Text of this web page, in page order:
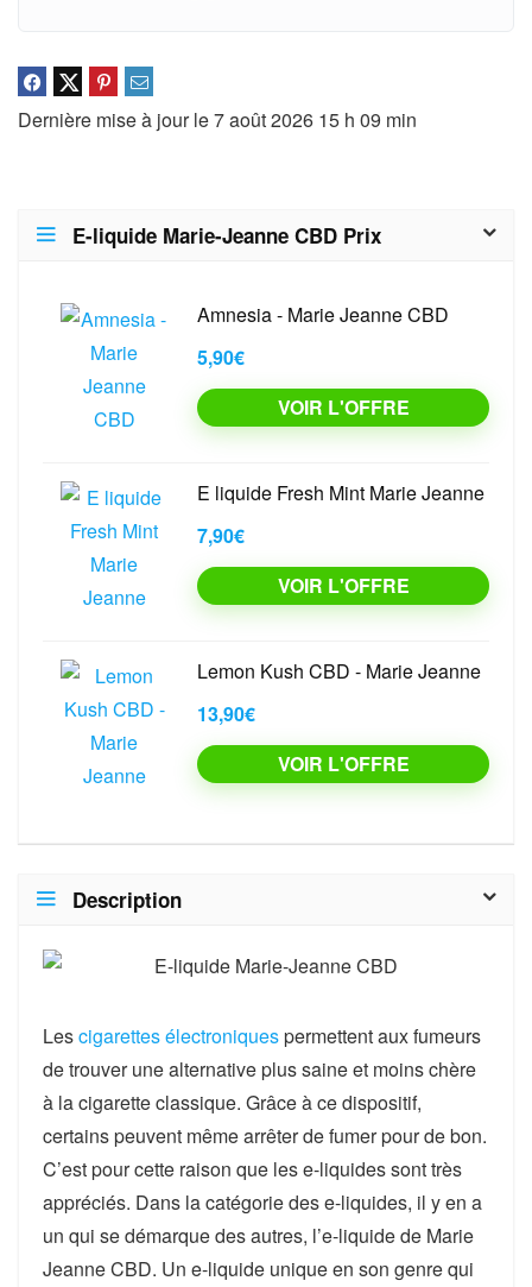
Dernière mise à jour le 7 août 2026 15 h 09 min
E-liquide Marie-Jeanne CBD Prix
Amnesia - Marie Jeanne CBD
5,90€
VOIR L'OFFRE
E liquide Fresh Mint Marie Jeanne
7,90€
VOIR L'OFFRE
Lemon Kush CBD - Marie Jeanne
13,90€
VOIR L'OFFRE
Description
Lescigarettes électroniquespermettent aux fumeurs
de trouver une alternative plus saine et moins chère
à la cigarette classique. Grâce à ce dispositif,
certains peuvent même arrêter de fumer pour de bon.
C’est pour cette raison que les e-liquides sont très
appréciés. Dans la catégorie des e-liquides, il y en a
un qui se démarque des autres, l’e-liquide de Marie
Jeanne CBD. Un e-liquide unique en son genre qui